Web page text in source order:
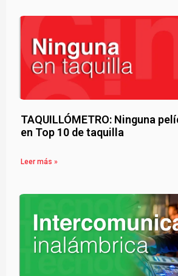
TAQUILLÓMETRO: Ninguna
en Top 10 de taquilla
Leer más »